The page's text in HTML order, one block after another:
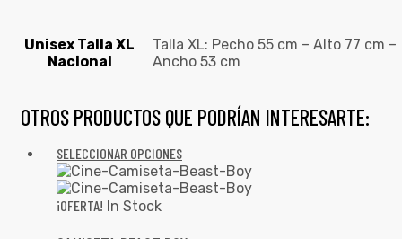
Unisex Talla XL
Nacional
Talla XL: Pecho 55 cm – Alto 77 cm –
Ancho 53 cm
OTROS PRODUCTOS QUE PODRÍAN INTERESARTE:
SELECCIONAR OPCIONES
¡OFERTA! In Stock